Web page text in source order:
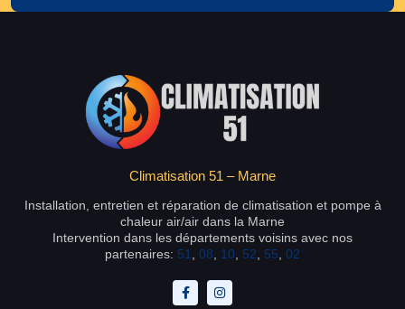
Climatisation 51 – Marne
Installation, entretien et réparation de climatisation et pompe à
chaleur air/air dans la Marne
Intervention dans les départements voisins avec nos
partenaires: 51 08 10 52 55 02